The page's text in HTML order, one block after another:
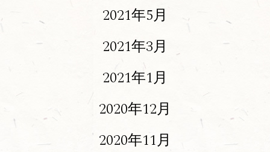
2021年5月
2021年3月
2021年1月
2020年12月
2020年11月